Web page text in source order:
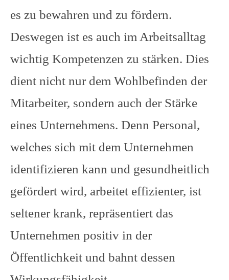
es zu bewahren und zu fördern.
Deswegen ist es auch im Arbeitsalltag
wichtig Kompetenzen zu stärken. Dies
dient nicht nur dem Wohlbefinden der
Mitarbeiter, sondern auch der Stärke
eines Unternehmens. Denn Personal,
welches sich mit dem Unternehmen
identifizieren kann und gesundheitlich
gefördert wird, arbeitet effizienter, ist
seltener krank, repräsentiert das
Unternehmen positiv in der
Öffentlichkeit und bahnt dessen